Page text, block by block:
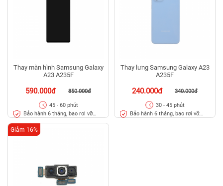
Thay màn hình Samsung Galaxy
A23 A235F
590.000đ 850.000đ
45 - 60 phút
Bảo hành 6 tháng, bao rơi vỡ
Thay lưng Samsung Galaxy A23
A235F
240.000đ 340.000đ
30 - 45 phút
Bảo hành 6 tháng, bao rơi vỡ
Giảm 16%